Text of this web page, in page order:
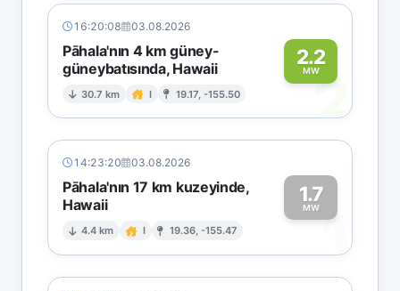
16:20:08 03.08.2026
Pāhala'nın 4 km güney-
güneybatısında, Hawaii
30.7 km I 19.17, -155.50
2.2
MW2
14:23:20 03.08.2026
Pāhala'nın 17 km kuzeyinde,
Hawaii
4.4 km I 19.36, -155.47
1.7
MW1